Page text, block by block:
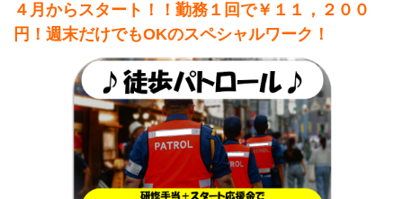
４月からスタート！！勤務１回で￥１１，２００
円！週末だけでもOKのスペシャルワーク！